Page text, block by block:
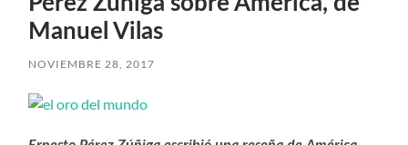
Manuel Vilas
NOVIEMBRE 28, 2017